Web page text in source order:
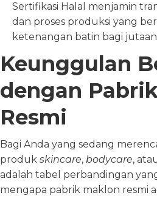
Sertifikasi Halal menjamin
dan proses produksi yang
ketenangan batin bagi
Keunggulan
dengan
Resmi
Bagi Anda yang sedang
produk skincare, bodycare,
adalah tabel perbandingan
mengapa pabrik maklon resmi